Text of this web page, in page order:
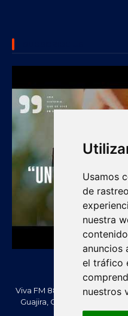
Usamos
de
nuestra
anuncios
el tráfico
nuestros
Viva FM 88.2 FM es una
Guajira, Colombia.